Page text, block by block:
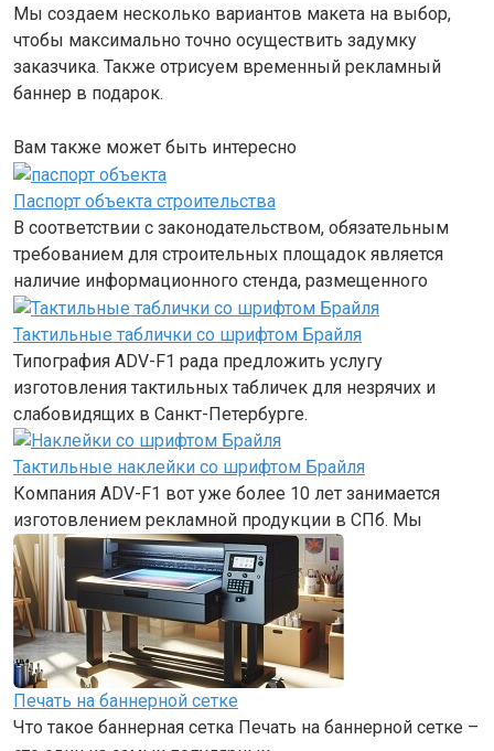
Мы создаем несколько вариантов макета на выбор,
чтобы максимально точно осуществить задумку
заказчика. Также отрисуем временный рекламный
баннер в подарок.
Вам также может быть интересно
Паспорт объекта строительства
В соответствии с законодательством, обязательным
требованием для строительных площадок является
наличие информационного стенда, размещенного
Тактильные таблички со шрифтом Брайля
Типография ADV-F1 рада предложить услугу
изготовления тактильных табличек для незрячих и
слабовидящих в Санкт-Петербурге.
Тактильные наклейки со шрифтом Брайля
Компания ADV-F1 вот уже более 10 лет занимается
изготовлением рекламной продукции в СПб. Мы
Печать на баннерной сетке
Что такое баннерная сетка Печать на баннерной сетке –